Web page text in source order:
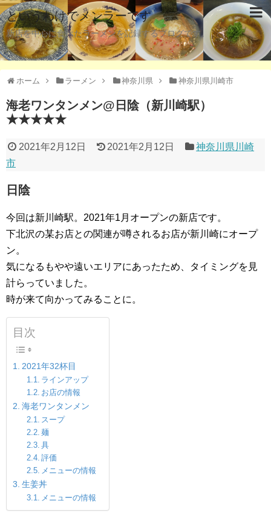
というわけでメンラーです
新店を中心に食べたラーメンを記録するブログです。
ホーム ラーメン 神奈川県 神奈川県川崎市
海老ワンタンメン@日陰（新川崎駅）
★★★★★
2021年2月12日 2021年2月12日
神奈川県川崎
市
日陰
今回は新川崎駅。2021年1月オープンの新店です。
下北沢の某お店との関連が噂されるお店が新川崎にオープ
ン。
気になるもやや遠いエリアにあったため、タイミングを見
計らっていました。
時が来て向かってみることに。
目次
2021年32杯目
ラインアップ
お店の情報
海老ワンタンメン
スープ
麺
具
評価
メニューの情報
生姜丼
メニューの情報